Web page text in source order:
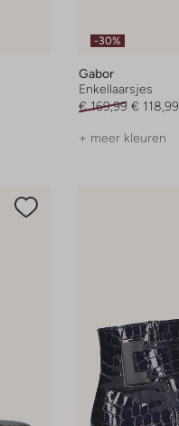
-30%
Gabor
Enkellaarsjes
€ 169,99 € 118,99
+ meer kleuren